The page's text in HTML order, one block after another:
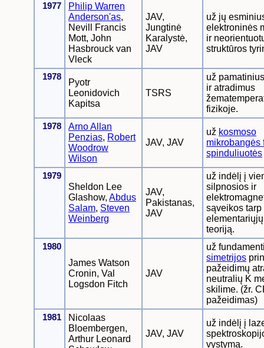
1977
Philip Warren
Anderson'as,
Nevill Francis
Mott, John
Hasbrouck van
Vleck
JAV,
Jungtinė
Karalystė,
JAV
už jų
elektroninės
ir
struktūros
1978
Pyotr
Leonidovich
Kapitsa
TSRS
už
ir atradimus
fizikoje.
1978
Arno Allan
Penzias, Robert
Woodrow
Wilson
JAV, JAV
už kosmoso
mikrobangės
spinduliuotės
1979
Sheldon Lee
Glashow, Abdus
Salam, Steven
Weinberg
JAV,
Pakistanas,
JAV
už indėlį į
silpnosios ir
sąveikos tarp
teoriją.
1980
James Watson
Cronin, Val
Logsdon Fitch
JAV
už
simetrijos
pažeidimų
neutralių K
skilime. (žr.
pažeidimas)
1981
Nicolaas
Bloembergen,
Arthur Leonard
JAV, JAV
už indėlį į
vystymą.